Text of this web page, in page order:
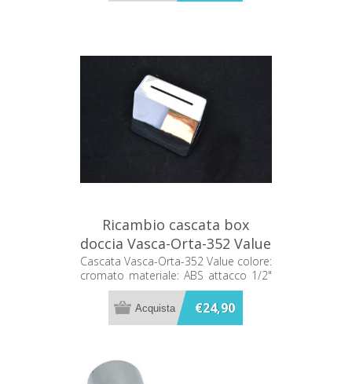
Ricambio cascata box
doccia Vasca-Orta-352 Value
65-352
Cascata Vasca-Orta-352 Value colore:
cromato materiale: ABS attacco 1/2"
maschio
€24,90